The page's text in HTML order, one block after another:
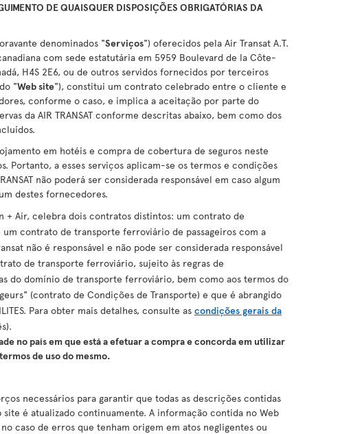
DE QUAISQUER DISPOSIÇÕES OBRIGATÓRIAS DA
denominados "Serviços") oferecidos pela Air Transat A.T.
com sede estatutária em 5959 Boulevard de la Côte-
H4S 2E6, ou de outros servidos fornecidos por terceiros
"Web site"), constitui um contrato celebrado entre o cliente e
conforme o caso, e implica a aceitação por parte do
da AIR TRANSAT conforme descritas abaixo, bem como dos
em hotéis e compra de cobertura de seguros neste
Portanto, a esses serviços aplicam-se os termos e condições
não poderá ser considerada responsável em caso algum
destes fornecedores.
+ Air, celebra dois contratos distintos: um contrato de
contrato de transporte ferroviário de passageiros com a
não é responsável e não pode ser considerada responsável
de transporte ferroviário, sujeito às regras de
do domínio de transporte ferroviário, bem como aos termos do
(contrato de Condições de Transporte) e que é abrangido
Para obter mais detalhes, consulte as condições gerais da
no país em que está a efetuar a compra e concorda em utilizar
de uso do mesmo.
necessários para garantir que todas as descrições contidas
site é atualizado continuamente. A informação contida no Web
caso de erros que tenham origem em atos negligentes ou